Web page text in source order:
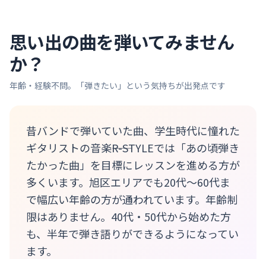
思い出の曲を弾いてみません
か？
年齢・経験不問。「弾きたい」という気持ちが出発点です
昔バンドで弾いていた曲、学生時代に憧れた
ギタリストの音楽――R-STYLEでは「あの頃弾き
たかった曲」を目標にレッスンを進める方が
多くいます。旭区エリアでも20代〜60代ま
で幅広い年齢の方が通われています。年齢制
限はありません。40代・50代から始めた方
も、半年で弾き語りができるようになってい
ます。